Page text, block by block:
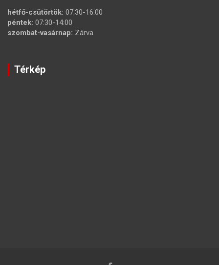
hétfő-csütörtök: 07:30-16:00
péntek: 07:30-14:00
szombat-vasárnap: Zárva
Térkép